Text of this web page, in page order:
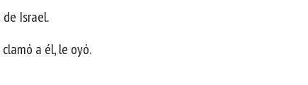
Israel.
a él, le oyó.